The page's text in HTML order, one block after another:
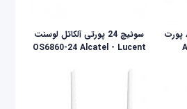
سوئيچ LCD KVM ای‌تن ۸ پورت
سوئیچ 24 پورتی آلکاتل لوسنت
OS6860-24 Alcatel - Lucent